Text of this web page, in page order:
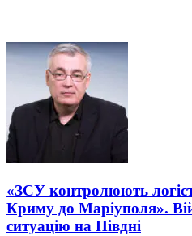
«ЗСУ контролюють
Криму до Маріуполя».
ситуацію на Півдні